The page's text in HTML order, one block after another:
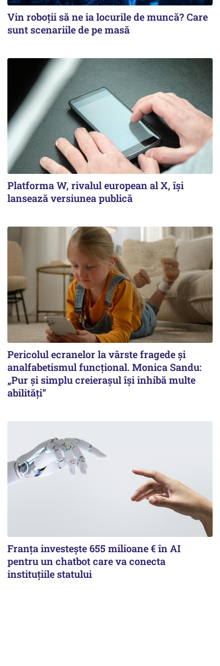
Vin roboţii să ne ia locurile de muncă? Care
sunt scenariile de pe masă
Platforma W, rivalul european al X, își
lansează versiunea publică
Pericolul ecranelor la vârste fragede și
analfabetismul funcțional. Monica Sandu:
„Pur și simplu creierașul își inhibă multe
abilități”
Franța investește 655 milioane € în AI
pentru un chatbot care va conecta
instituţiile statului